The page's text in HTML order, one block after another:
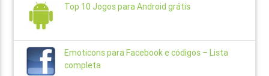
Top 10 Jogos para Android grátis
Emoticons para Facebook e códigos – Lista
completa